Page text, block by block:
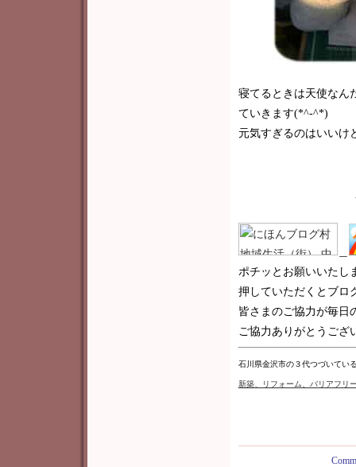
寝てるときは天使なん
ていきます(*^-^*)
元気すぎるのはいいけ
ポチッとお願いいたし
押していただくとブロ
皆さまのご協力が毎日
ご協力ありがとうござ
石川県金沢市の３代つづいてい
新築 、リフォーム、バリアフリ